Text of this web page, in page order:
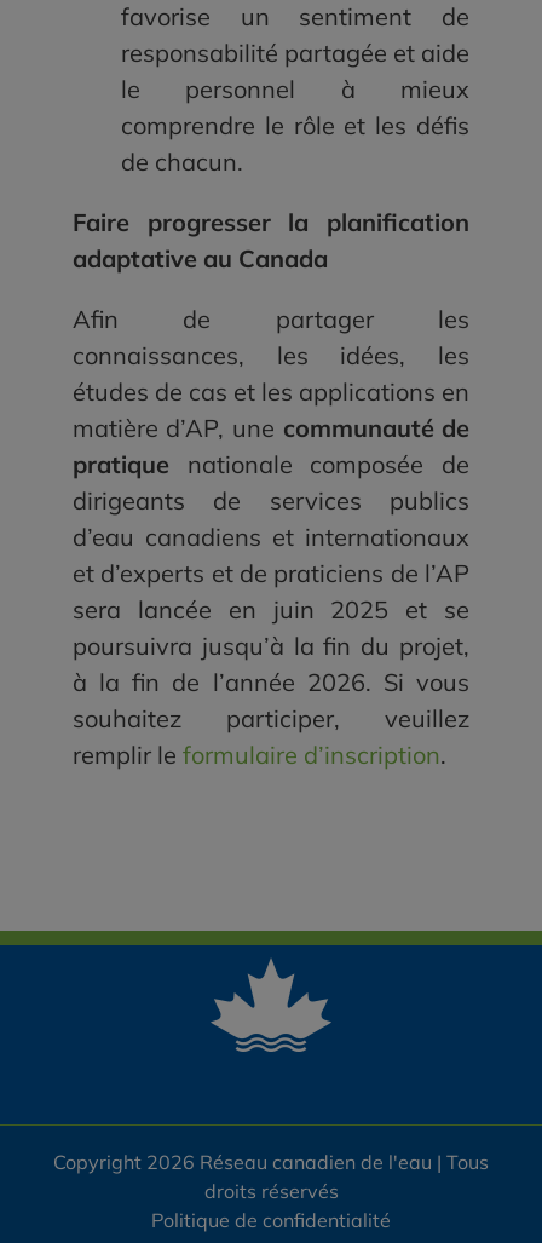
favorise un sentiment de
responsabilité partagée et aide
le personnel à mieux
comprendre le rôle et les défis
de chacun.
Faire progresser la planification
adaptative au Canada
Afin de partager les
connaissances, les idées, les
études de cas et les applications en
matière d’AP, une communauté de
pratique nationale composée de
dirigeants de services publics
d’eau canadiens et internationaux
et d’experts et de praticiens de l’AP
sera lancée en juin 2025 et se
poursuivra jusqu’à la fin du projet,
à la fin de l’année 2026. Si vous
souhaitez participer, veuillez
remplir le formulaire d’inscription.
Copyright 2026 Réseau canadien de l'eau | Tous
droits réservés
Politique de confidentialité